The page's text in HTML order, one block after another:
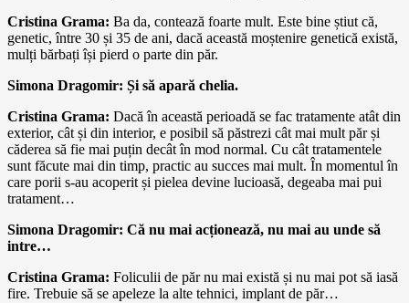
Cristina Grama: Ba da, contează foarte mult. Este bine știut că,
genetic, între 30 și 35 de ani, dacă această moștenire genetică există,
mulți bărbați își pierd o parte din păr.
Simona Dragomir: Și să apară chelia.
Cristina Grama: Dacă în această perioadă se fac tratamente atât din
exterior, cât și din interior, e posibil să păstrezi cât mai mult păr și
căderea să fie mai puțin decât în mod normal. Cu cât tratamentele
sunt făcute mai din timp, practic au succes mai mult. În momentul în
care porii s-au acoperit și pielea devine lucioasă, degeaba mai pui
tratament…
Simona Dragomir: Că nu mai acționează, nu mai au unde să
intre…
Cristina Grama: Foliculii de păr nu mai există și nu mai pot să iasă
fire. Trebuie să se apeleze la alte tehnici, implant de păr…